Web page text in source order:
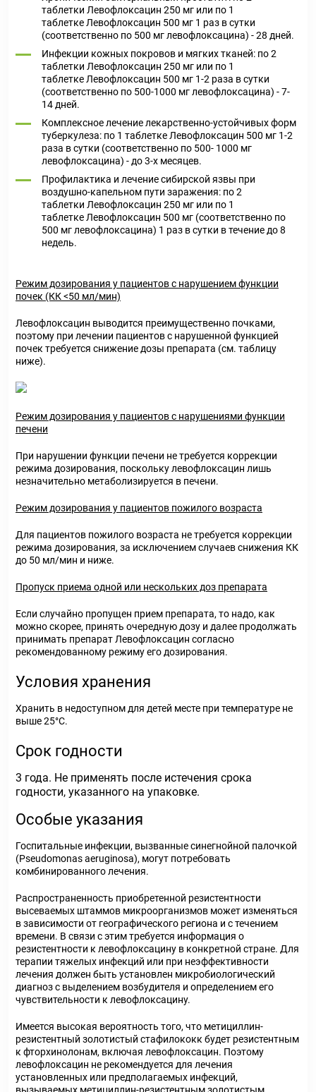
таблетки Левофлоксацин 250 мг или по 1
таблетке Левофлоксацин 500 мг 1 раз в сутки
(соответственно по 500 мг левофлоксацина) - 28 дней.
Инфекции кожных покровов и мягких тканей: по 2
таблетки Левофлоксацин 250 мг или по 1
таблетке Левофлоксацин 500 мг 1-2 раза в сутки
(соответственно по 500-1000 мг левофлоксацина) - 7-
14 дней.
Комплексное лечение лекарственно-устойчивых форм
туберкулеза: по 1 таблетке Левофлоксацин 500 мг 1-2
раза в сутки (соответственно по 500- 1000 мг
левофлоксацина) - до 3-х месяцев.
Профилактика и лечение сибирской язвы при
воздушно-капельном пути заражения: по 2
таблетки Левофлоксацин 250 мг или по 1
таблетке Левофлоксацин 500 мг (соответственно по
500 мг левофлоксацина) 1 раз в сутки в течение до 8
недель.
Режим дозирования у пациентов с нарушением функции
почек (КК <50 мл/мин)
Левофлоксацин выводится преимущественно почками,
поэтому при лечении пациентов с нарушенной функцией
почек требуется снижение дозы препарата (см. таблицу
ниже).
Режим дозирования у пациентов с нарушениями функции
печени
При нарушении функции печени не требуется коррекции
режима дозирования, поскольку левофлоксацин лишь
незначительно метаболизируется в печени.
Режим дозирования у пациентов пожилого возраста
Для пациентов пожилого возраста не требуется коррекции
режима дозирования, за исключением случаев снижения КК
до 50 мл/мин и ниже.
Пропуск приема одной или нескольких доз препарата
Если случайно пропущен прием препарата, то надо, как
можно скорее, принять очередную дозу и далее продолжать
принимать препарат Левофлоксацин согласно
рекомендованному режиму его дозирования.
Условия хранения
Хранить в недоступном для детей месте при температуре не
выше 25°С.
Срок годности
3 года. Не применять после истечения срока
годности, указанного на упаковке.
Особые указания
Госпитальные инфекции, вызванные синегнойной палочкой
(Pseudomonas aeruginosa), могут потребовать
комбинированного лечения.
Распространенность приобретенной резистентности
высеваемых штаммов микроорганизмов может изменяться
в зависимости от географического региона и с течением
времени. В связи с этим требуется информация о
резистентности к левофлоксацину в конкретной стране. Для
терапии тяжелых инфекций или при неэффективности
лечения должен быть установлен микробиологический
диагноз с выделением возбудителя и определением его
чувствительности к левофлоксацину.
Имеется высокая вероятность того, что метициллин-
резистентный золотистый стафилококк будет резистентным
к фторхинолонам, включая левофлоксацин. Поэтому
левофлоксацин не рекомендуется для лечения
установленных или предполагаемых инфекций,